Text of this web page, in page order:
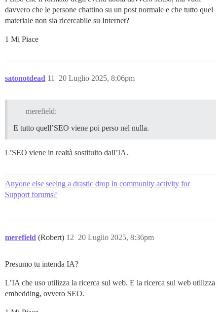
davvero che le persone chattino su un post normale e che tutto quel
materiale non sia ricercabile su Internet?
1 Mi Piace
satonotdead 20 Luglio 2025, 8:06pm
11
merefield:
E tutto quell’SEO viene poi perso nel nulla.
L’SEO viene in realtà sostituito dall’IA.
Anyone else seeing a drastic drop in community activity for
Support forums?
merefield (Robert) 20 Luglio 2025, 8:36pm
12
Presumo tu intenda IA?
L’IA che uso utilizza la ricerca sul web. E la ricerca sul web utilizza
embedding, ovvero SEO.